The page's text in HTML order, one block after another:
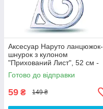
Аксесуар Наруто ланцюжок-
шнурок з кулоном
"Прихований Лист", 52 см -
Naruto Necklace
Готово до відправки
59 ₴ 149 ₴